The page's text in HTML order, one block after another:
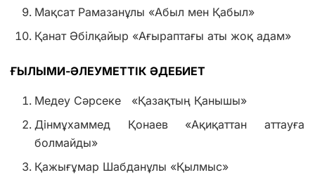
Мақсат Рамазанұлы «Абыл мен Қабыл»
Қанат Әбілқайыр «Ағыраптағы аты жоқ адам»
ҒЫЛЫМИ-ӘЛЕУМЕТТІК ӘДЕБИЕТ
Медеу Сәрсеке «Қазақтың Қанышы»
Дінмұхаммед Қонаев «Ақиқаттан аттауға
болмайды»
Қажығұмар Шабданұлы «Қылмыс»